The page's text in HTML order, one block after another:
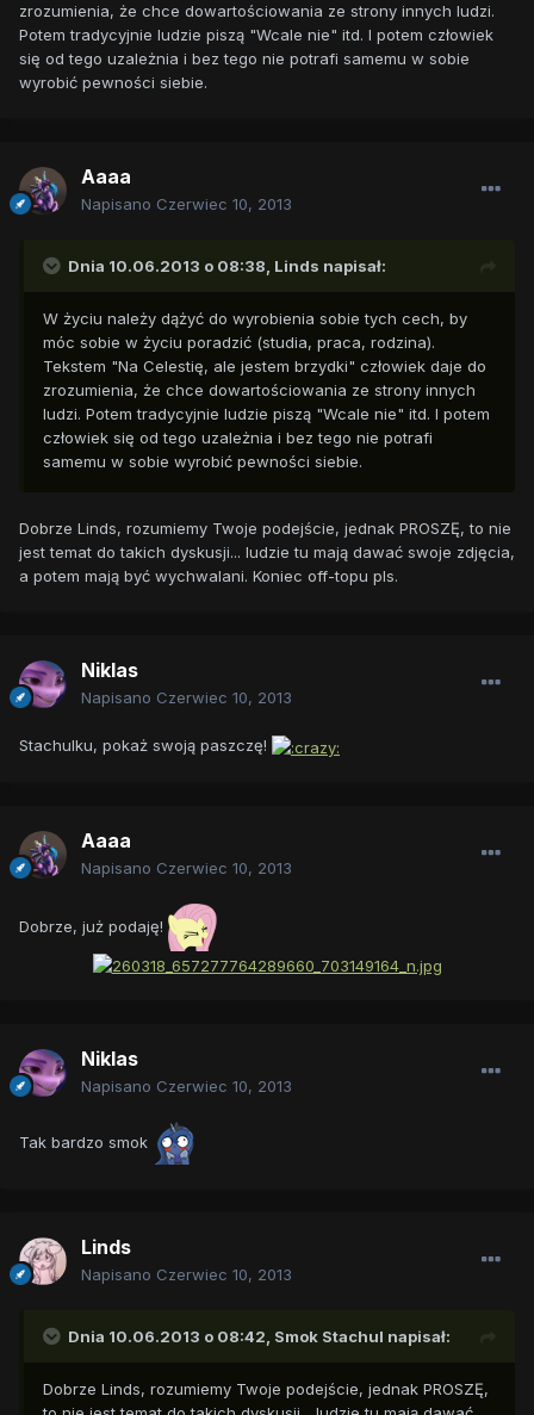
zrozumienia, że chce dowartościowania ze strony innych ludzi.
Potem tradycyjnie ludzie piszą "Wcale nie" itd. I potem człowiek
się od tego uzależnia i bez tego nie potrafi samemu w sobie
wyrobić pewności siebie.
Aaaa
Napisano Czerwiec 10, 2013
Dnia 10.06.2013 o 08:38, Linds napisał:
W życiu należy dążyć do wyrobienia sobie tych cech, by
móc sobie w życiu poradzić (studia, praca, rodzina).
Tekstem "Na Celestię, ale jestem brzydki" człowiek daje do
zrozumienia, że chce dowartościowania ze strony innych
ludzi. Potem tradycyjnie ludzie piszą "Wcale nie" itd. I potem
człowiek się od tego uzależnia i bez tego nie potrafi
samemu w sobie wyrobić pewności siebie.
Dobrze Linds, rozumiemy Twoje podejście, jednak PROSZĘ, to nie
jest temat do takich dyskusji... ludzie tu mają dawać swoje zdjęcia,
a potem mają być wychwalani. Koniec off-topu pls.
Niklas
Napisano Czerwiec 10, 2013
Stachulku, pokaż swoją paszczę!
Aaaa
Napisano Czerwiec 10, 2013
Dobrze, już podaję!
Niklas
Napisano Czerwiec 10, 2013
Tak bardzo smok
Linds
Napisano Czerwiec 10, 2013
Dnia 10.06.2013 o 08:42, Smok Stachul napisał:
Dobrze Linds, rozumiemy Twoje podejście, jednak PROSZĘ,